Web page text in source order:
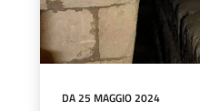
DA 25 MAGGIO 2024